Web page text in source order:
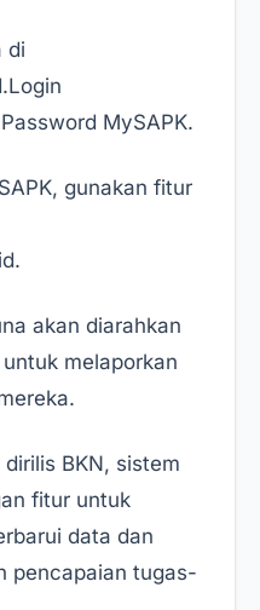
di
MySAPK.
gunakan fitur
akan diarahkan
melaporkan
BKN, sistem
fitur untuk
data dan
pencapaian tugas-